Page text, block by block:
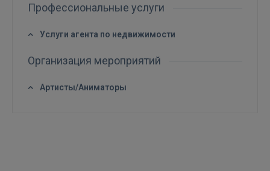
Профессиональные услуги
Услуги агента по недвижимости
Организация мероприятий
Артисты/Аниматоры